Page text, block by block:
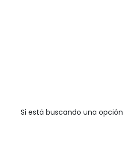
Si está buscando una